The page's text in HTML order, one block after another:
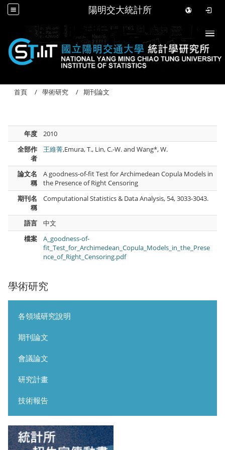
陽明交大統計所
學術研究
各領域研究說明
期刊論文
會議論文
研究計畫
技術報告
首頁 學術研究 期刊論文
年度
2010
全部作
者
王維菁,Emura, T., Lin, C.-W. and Wang*, W.
論文名
稱
A goodness-of-fit Test for Archimedean Copula Models in
the Presence of Right Censoring
期刊名
稱
Computational Statistics & Data Analysis, 54, 3033-3043.
語言
中文
檔案
A_goodness-of-
fit_Test_for_Archimedean_Copula_Models_in_the_Prese
nce_of_Right_Censoring.pdf